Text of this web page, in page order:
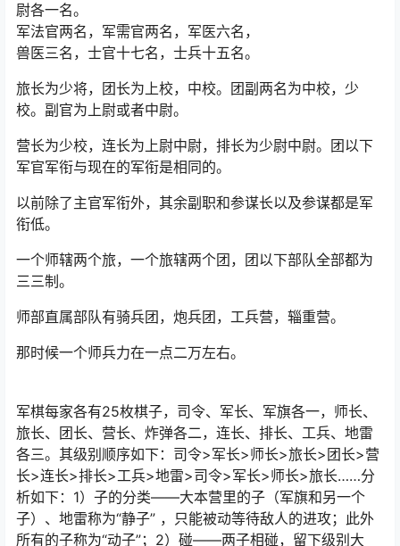
尉各一名。
军法官两名，军需官两名，军医六名，
兽医三名，士官十七名，士兵十五名。
旅长为少将，团长为上校，中校。团副两名为中校，少
校。副官为上尉或者中尉。
营长为少校，连长为上尉中尉，排长为少尉中尉。团以下
军官军衔与现在的军衔是相同的。
以前除了主官军衔外，其余副职和参谋长以及参谋都是军
衔低。
一个师辖两个旅，一个旅辖两个团，团以下部队全部都为
三三制。
师部直属部队有骑兵团，炮兵团，工兵营，辎重营。
那时候一个师兵力在一点二万左右。
军棋每家各有25枚棋子，司令、军长、军旗各一，师长、
旅长、团长、营长、炸弹各二，连长、排长、工兵、地雷
各三。其级别顺序如下：司令>军长>师长>旅长>团长>营
长>连长>排长>工兵>地雷>司令>军长>师长>旅长……分
析如下：1）子的分类——大本营里的子（军旗和另一个
子）、地雷称为“静子” ，只能被动等待敌人的进攻；此外
所有的子称为“动子”；2）碰——两子相碰，留下级别大